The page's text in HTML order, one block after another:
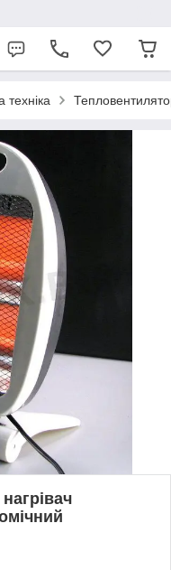
техніка